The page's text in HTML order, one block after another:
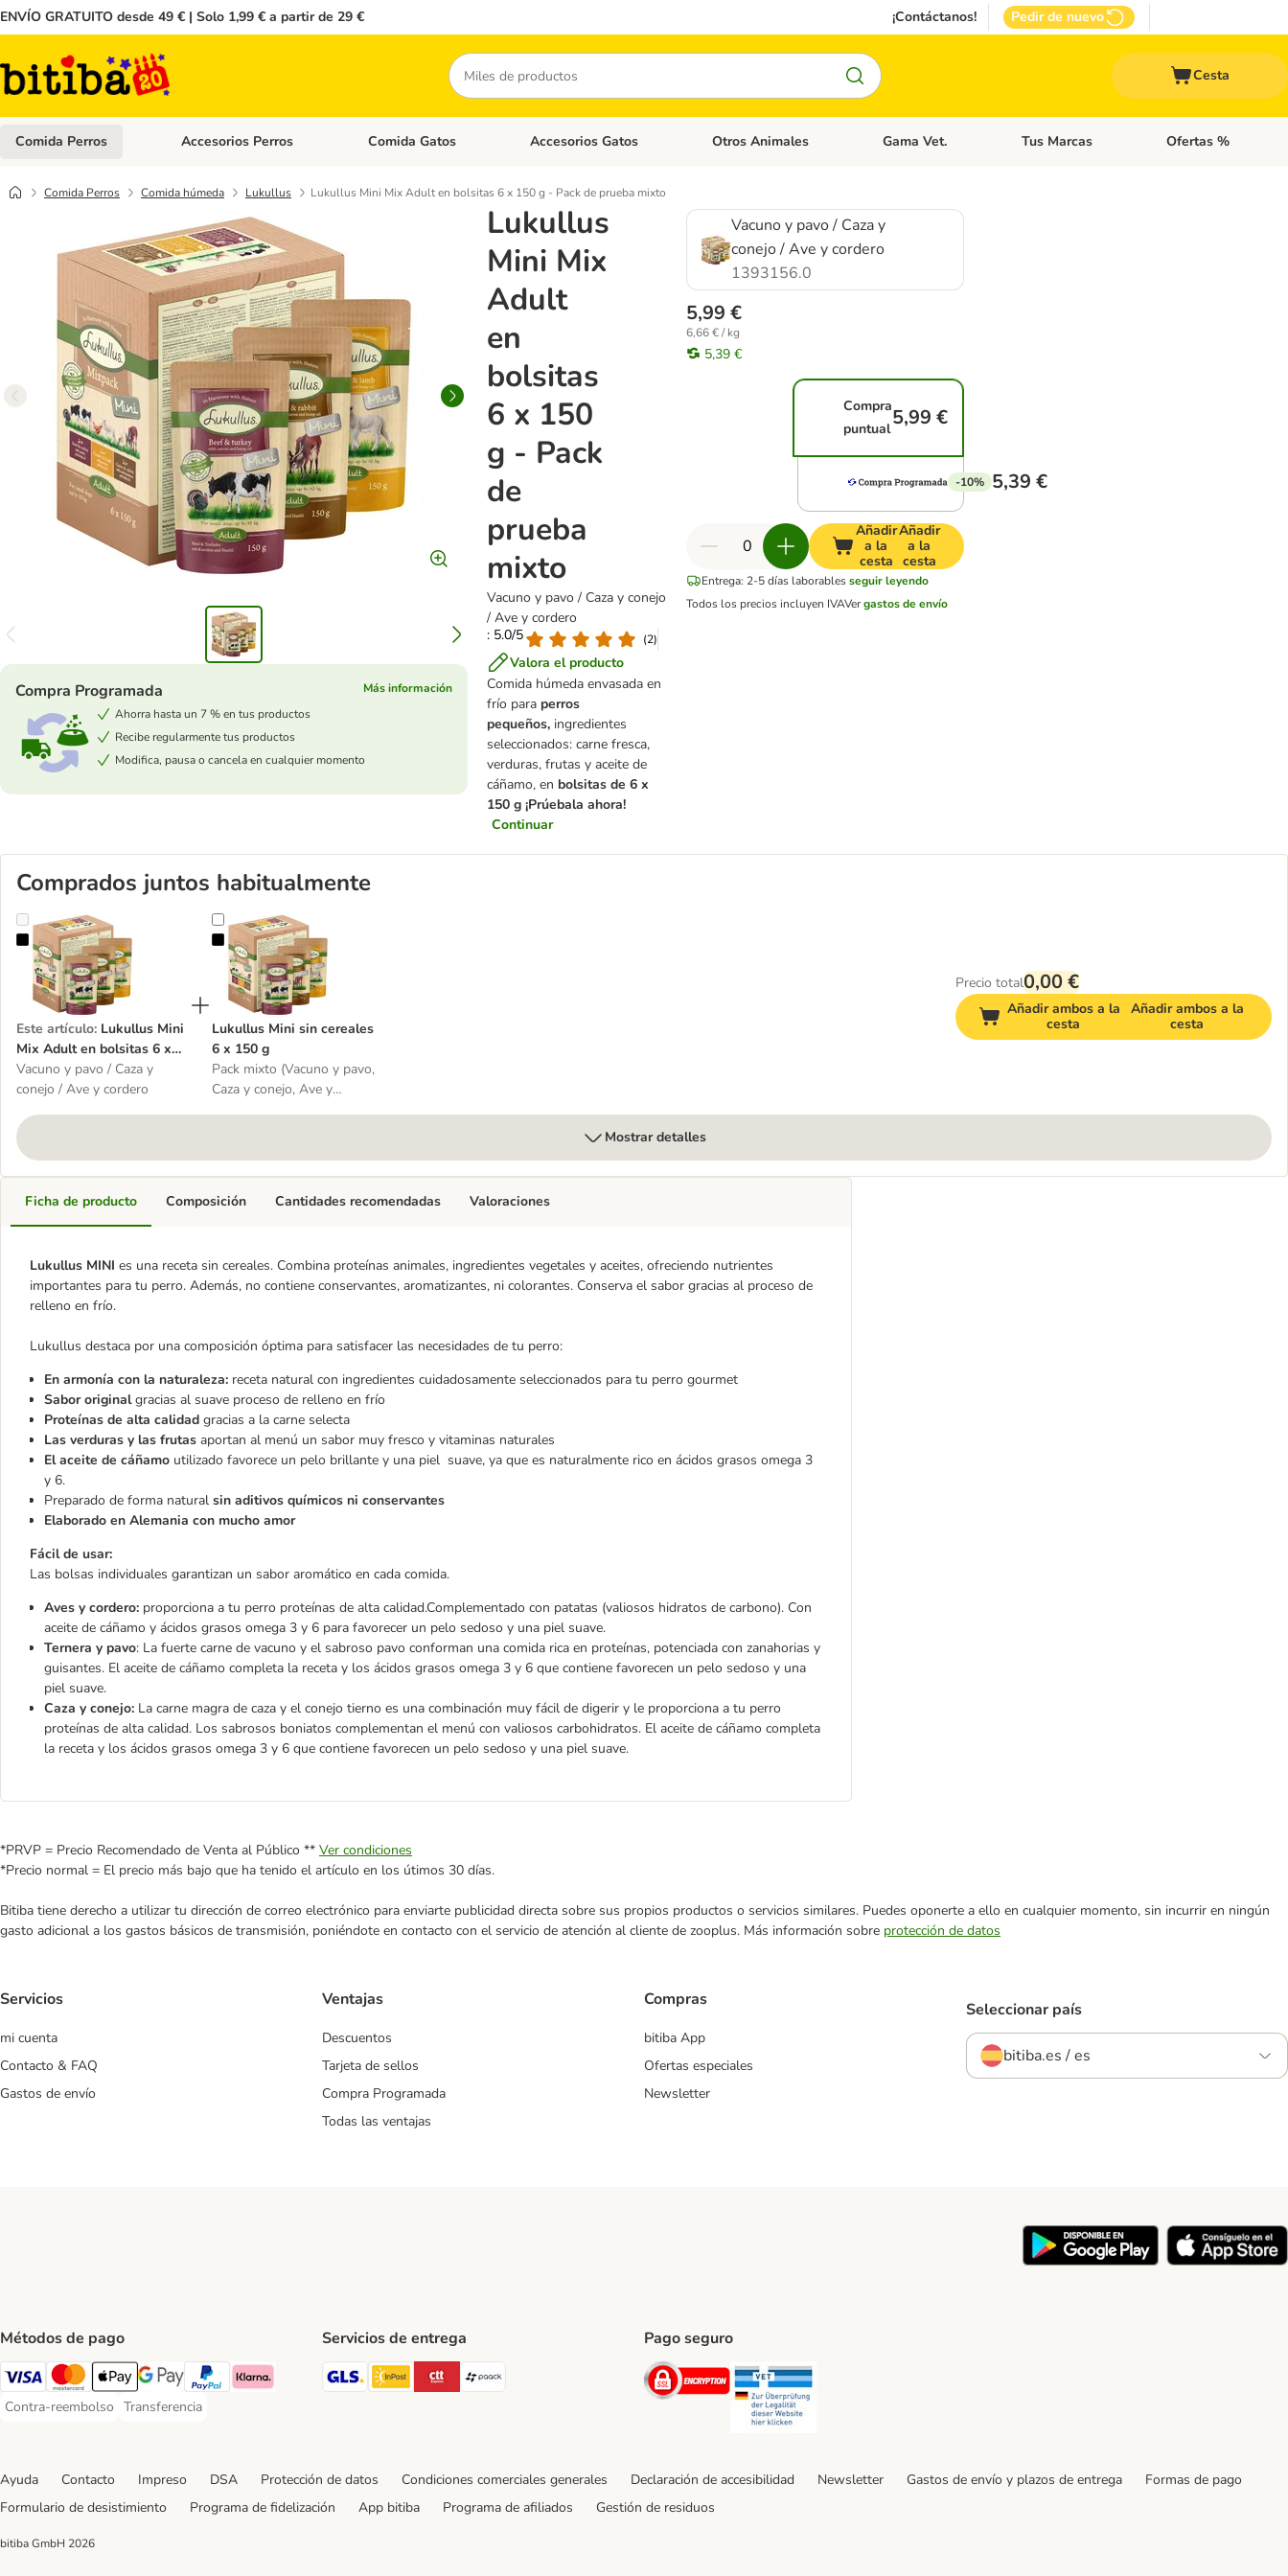
ENVÍO GRATUITO desde 49 € | Solo 1,99 € a partir de 29 € ¡Contáctanos! Pedir de nuevo
Buscar
Cesta
Comida Perros Menú de categoria abierto: Comida Perros
Accesorios Perros Menú de categoria abierto: Accesorios Perros
Comida Gatos Menú de categoria abierto: Comida Gatos
Accesorios Gatos Menú de categoria abierto: Accesorios Gatos
Otros Animales Menú de categoria abierto: Otros Animales
Gama Vet. Menú de categoria abierto: Gama Vet.
Tus Marcas Menú de categoria
Ofertas %
Comida Perros Comida húmeda Lukullus Lukullus Mini Mix Adult en bolsitas 6 x 150 g - Pack de prueba mixto
Lukullus
Mini Mix
Adult
en
bolsitas
6 x 150
g - Pack
de
prueba
mixto
Vacuno y pavo / Caza y conejo
/ Ave y cordero
: 5.0/5
(2)
Valora el producto
Comida húmeda envasada en
frío para perros
pequeños,ingredientes
seleccionados: carne fresca,
verduras, frutas y aceite de
cáñamo, en bolsitas de 6 x
150 g ¡Prúebala ahora!
Continuar
Compra Programada
Más información
Ahorra hasta un 7 % en tus productos
Recibe regularmente tus productos
Modifica, pausa o cancela en cualquier momento
Vacuno y pavo / Caza y
conejo / Ave y cordero
1393156.0
5,99 €
6,66 € / kg
5,39 €
Compra
puntual5,99 €
-10% 5,39 €
Añadir
a la
cesta
Añadir
a la
cesta
Entrega: 2-5 días laborables seguir leyendo
Todos los precios incluyen IVAVergastos de envío
Comprados juntos habitualmente
Lukullus Mini Mix Adult en bolsitas 6 x 150 g - Pack de prueba mixto
Este artículo: Lukullus Mini
Mix Adult en bolsitas 6 x
150 g - Pack de prueba
mixto
Vacuno y pavo / Caza y
conejo / Ave y cordero
Lukullus Mini sin cereales 6 x 150 g
Lukullus Mini sin cereales
6 x 150 g
Pack mixto (Vacuno y pavo,
Caza y conejo, Ave y
Precio total0,00 €
Añadir ambos a la
cesta
Añadir ambos a la
cesta
Mostrar detalles
Ficha de producto
Lukullus MINI es una receta sin cereales. Combina proteínas animales, ingredientes vegetales y aceites, ofreciendo nutrientes
importantes para tu perro. Además, no contiene conservantes, aromatizantes, ni colorantes. Conserva el sabor gracias al proceso de
relleno en frío.
Lukullus destaca por una composición óptima para satisfacer las necesidades de tu perro:
En armonía con la naturaleza: receta natural con ingredientes cuidadosamente seleccionados para tu perro gourmet
Sabor originalgracias al suave proceso de relleno en frío
Proteínas de alta calidad gracias a la carne selecta
Las verduras y las frutas aportan al menú un sabor muy fresco y vitaminas naturales
El aceite de cáñamo utilizado favorece un pelo brillante y una piel suave, ya que es naturalmente rico en ácidos grasos omega 3
y 6.
Preparado de forma natural sin aditivos químicos ni conservantes
Elaborado en Alemania con mucho amor
Fácil de usar:
Las bolsas individuales garantizan un sabor aromático en cada comida.
Aves y cordero: proporciona a tu perro proteínas de alta calidad.Complementado con patatas (valiosos hidratos de carbono). Con
aceite de cáñamo y ácidos grasos omega 3 y 6 para favorecer un pelo sedoso y una piel suave.
Ternera y pavo: La fuerte carne de vacuno y el sabroso pavo conforman una comida rica en proteínas, potenciada con zanahorias y
guisantes. El aceite de cáñamo completa la receta y los ácidos grasos omega 3 y 6 que contiene favorecen un pelo sedoso y una
piel suave.
Caza y conejo: La carne magra de caza y el conejo tierno es una combinación muy fácil de digerir y le proporciona a tu perro
proteínas de alta calidad. Los sabrosos boniatos complementan el menú con valiosos carbohidratos. El aceite de cáñamo completa
la receta y los ácidos grasos omega 3 y 6 que contiene favorecen un pelo sedoso y una piel suave.
Composición Cantidades recomendadas Valoraciones
*PRVP = Precio Recomendado de Venta al Público ** Ver condiciones
*Precio normal = El precio más bajo que ha tenido el artículo en los útimos 30 días.
Bitiba tiene derecho a utilizar tu dirección de correo electrónico para enviarte publicidad directa sobre sus propios productos o servicios similares. Puedes oponerte a ello en cualquier momento, sin incurrir en ningún
gasto adicional a los gastos básicos de transmisión, poniéndote en contacto con el servicio de atención al cliente de zooplus. Más información sobre protección de datos
Servicios
mi cuenta
Contacto & FAQ
Gastos de envío
Ventajas
Descuentos
Tarjeta de sellos
Compra Programada
Todas las ventajas
Compras
bitiba App
Ofertas especiales
Newsletter
Seleccionar país
bitiba.es / es
Métodos de pago
Visa Payment Method
Mastercard Payment Method
Apple Pay Payment Method
Google Pay Payment Method
PayPal Payment Method
Klarna Payment Method
Contra-reembolso
Contra-reembolso Payment Method
Transferencia
Transferencia Payment Method
Servicios de entrega
GLS Shipping Method
InPost Shipping Method
CTTExpress Shipping Method
paack Shipping Method
Pago seguro
Security
Ayuda Contacto Impreso DSA Protección de datos Condiciones comerciales generales Declaración de accesibilidad Newsletter Gastos de envío y plazos de entrega
Formas de pago
Formulario de desistimiento
Programa de fidelización App bitiba Programa de afiliados Gestión de residuos
bitiba GmbH 2026